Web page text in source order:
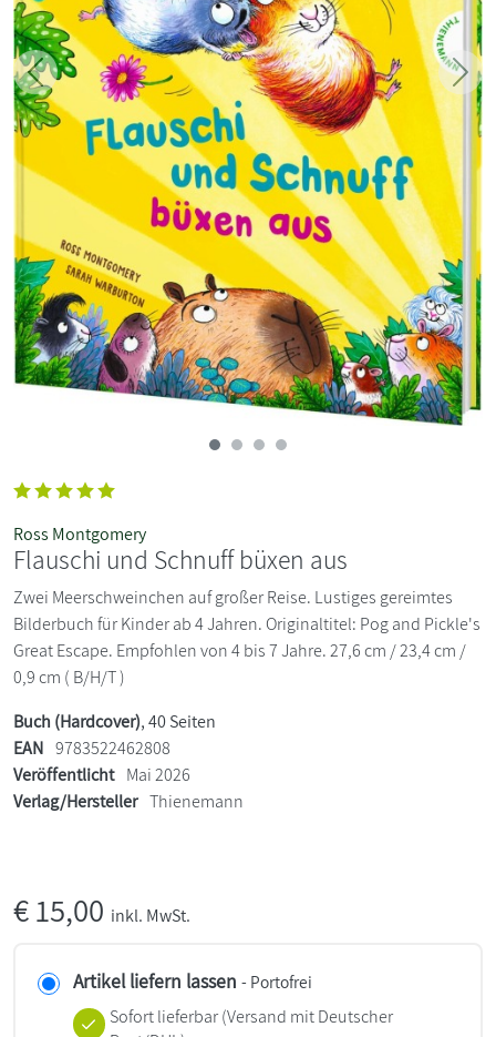
Zurück
Ross Montgomery
Flauschi und Schnuff büxen aus
Zwei Meerschweinchen auf großer Reise. Lustiges gereimtes
Bilderbuch für Kinder ab 4 Jahren. Originaltitel: Pog and Pickle's
Great Escape. Empfohlen von 4 bis 7 Jahre. 27,6 cm / 23,4 cm /
0,9 cm ( B/H/T )
Buch (Hardcover), 40 Seiten
EAN 9783522462808
Veröffentlicht Mai 2026
Verlag/Hersteller Thienemann
€15,00 inkl. MwSt.
Artikel liefern lassen - Portofrei
Sofort lieferbar(Versand mit Deutscher